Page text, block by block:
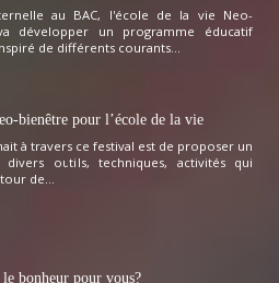
au BAC, l'école de la vie Neo-
développer un programme éducatif
de différents courants...
bienêtre pour l’école de la vie
à travers ce festival est de proposer un
divers outils, techniques, activités qui
de...
le bonheur pour vous?